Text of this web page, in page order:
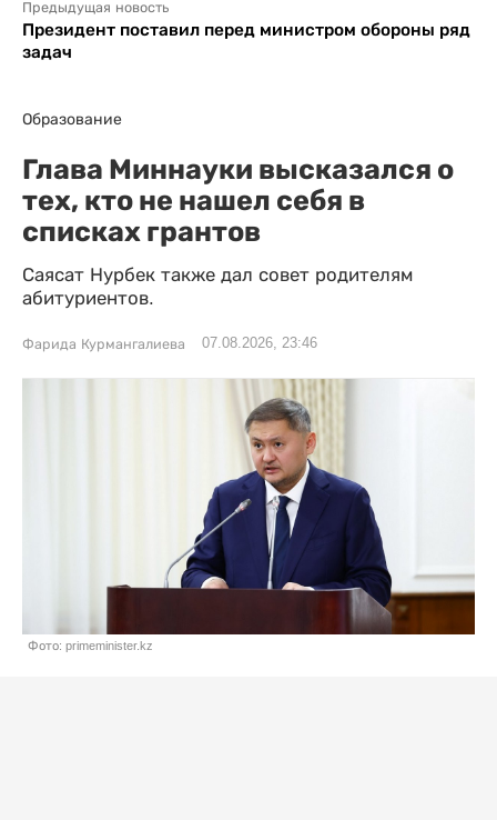
Предыдущая новость
Президент поставил перед министром обороны ряд
задач
Образование
Глава Миннауки высказался о
тех, кто не нашел себя в
списках грантов
Саясат Нурбек также дал совет родителям
абитуриентов.
Фарида Курмангалиева 07.08.2026, 23:46
Фото: primeminister.kz